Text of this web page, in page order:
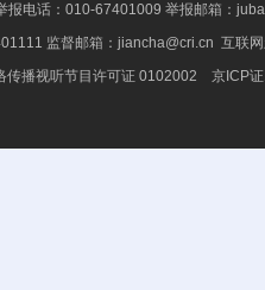
报电话：010-67401009 举报邮箱：
监督邮箱：jiancha@cri.cn 互联
传播视听节目许可证 0102002 京ICP